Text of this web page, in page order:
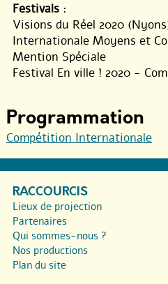
Festivals :
Visions du Réel 2020
Internationale Moyens et
Mention Spéciale
Festival En ville ! 2020 -
Programmation
Compétition Internationale
RACCOURCIS
Lieux de projection
Partenaires
Qui sommes-nous ?
Nos productions
Plan du site